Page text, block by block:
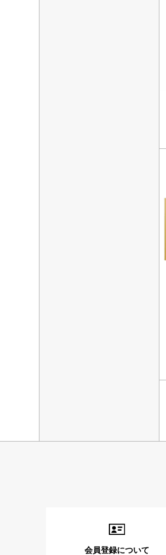
会員登録について